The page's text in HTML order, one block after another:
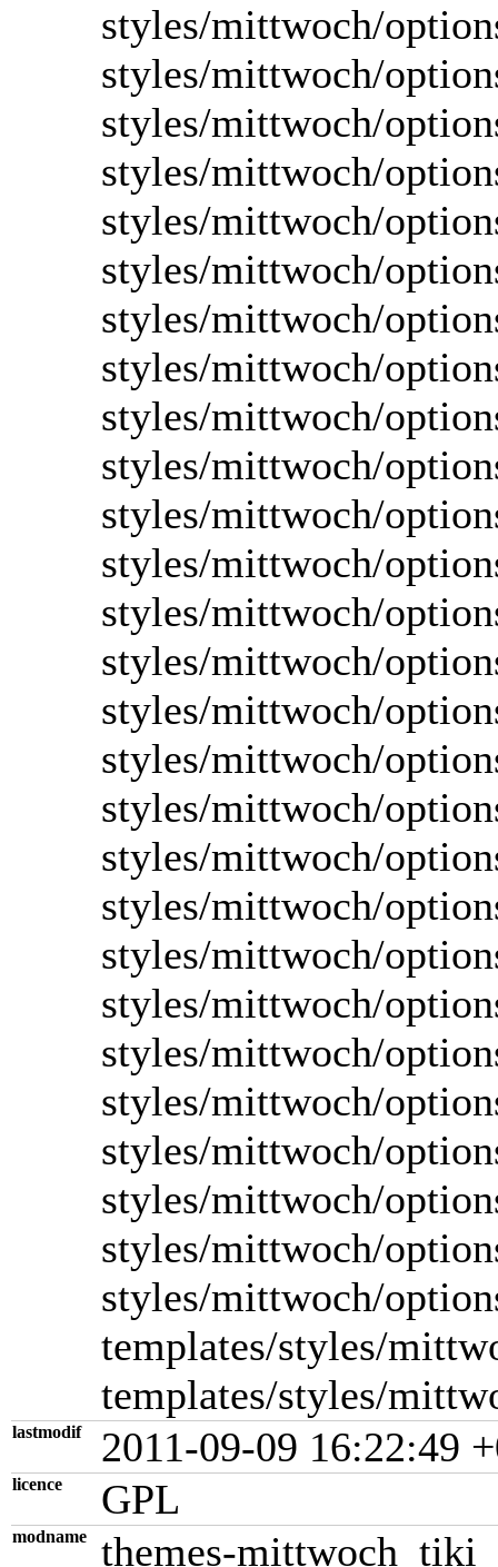
styles/mittwoch/
styles/mittwoch/
styles/mittwoch/
styles/mittwoch/
styles/mittwoch/
styles/mittwoch/
styles/mittwoch/
styles/mittwoch/
styles/mittwoch/
styles/mittwoch/
styles/mittwoch/
styles/mittwoch/
styles/mittwoch/
styles/mittwoch/
styles/mittwoch/
styles/mittwoch/
styles/mittwoch/
styles/mittwoch/
styles/mittwoch/
styles/mittwoch/
styles/mittwoch/
styles/mittwoch/
styles/mittwoch/
styles/mittwoch/
styles/mittwoch/
styles/mittwoch/
styles/mittwoch/
templates/styles/
templates/styles/
lastmodif 2011-09-09 16:22:49
licence GPL
modname themes-